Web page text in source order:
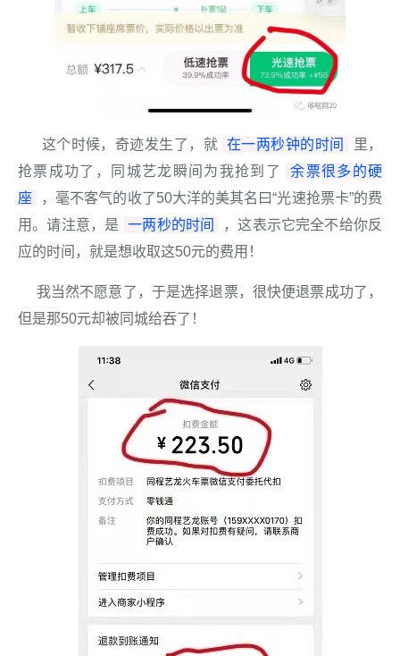
这个时候，奇迹发生了，就 在一两秒钟的时间
里，
抢票成功了，同城艺龙瞬间为我抢到了
余票很多的硬
座
，毫不客气的收了50大洋的美其名曰“光速抢票卡”的费
用。请注意，是
一两秒的时间
，这表示它完全不给你反
应的时间，就是想收取这50元的费用！
我当然不愿意了，于是选择退票，很快便退票成功了，
但是那50元却被同城给吞了！